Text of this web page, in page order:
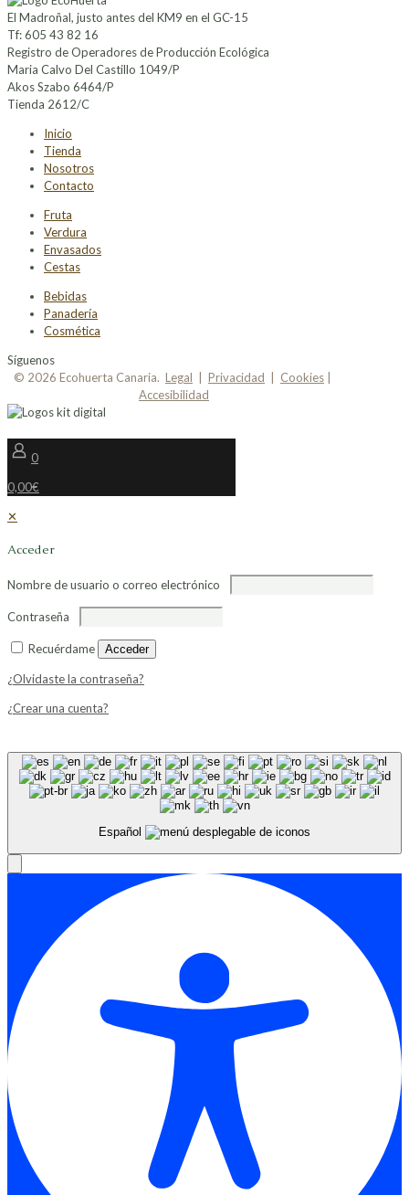
El Madroñal, justo antes del KM9 en el GC-15
Tf: 605 43 82 16
Registro de Operadores de Producción Ecológica
Maria Calvo Del Castillo 1049/P
Akos Szabo 6464/P
Tienda 2612/C
Inicio
Tienda
Nosotros
Contacto
Fruta
Verdura
Envasados
Cestas
Bebidas
Panadería
Cosmética
Síguenos
© 2026 Ecohuerta Canaria. Legal Privacidad Cookies
Accesibilidad
0
0,00€
✕
Acceder
Nombre de usuario o correo electrónico
Contraseña
Recuérdame Acceder
¿Olvidaste la contraseña?
¿Crear una cuenta?
Español